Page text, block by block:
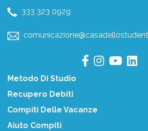
333 323 0929
Metodo Di Studio
Recupero Debiti
Compiti Delle Vacanze
Aiuto Compiti